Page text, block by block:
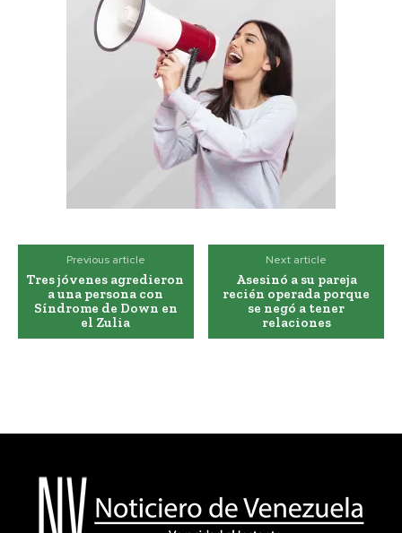
Previous article
Tres jóvenes agredieron
a una persona con
Síndrome de Down en
el Zulia
Next article
Asesinó a su pareja
recién operada porque
se negó a tener
relaciones